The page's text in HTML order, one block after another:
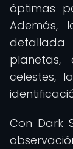
óptimas
Además,
detallada
planetas,
celestes,
Con Dark